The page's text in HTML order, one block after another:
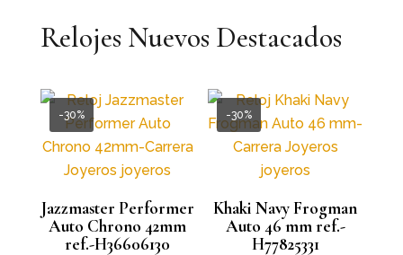
Relojes Nuevos Destacados
-30%
Jazzmaster Performer
Auto Chrono 42mm
ref.-H36606130
-30%
Khaki Navy Frogman
Auto 46 mm ref.-
H77825331